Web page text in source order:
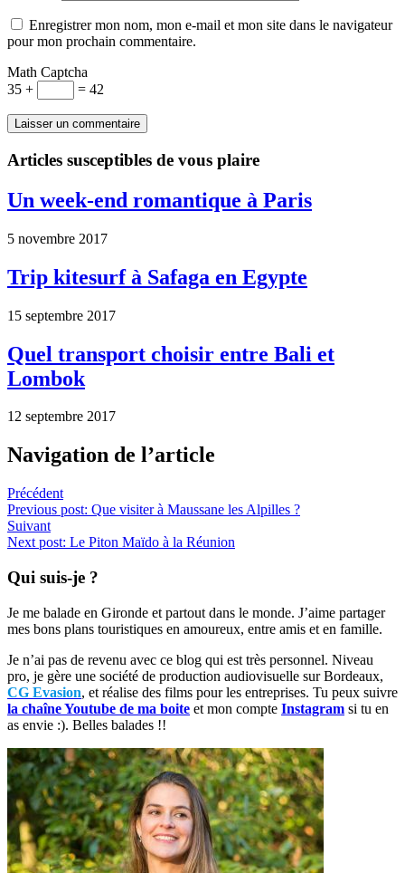
Enregistrer mon nom, mon e-mail et mon site dans le navigateur
pour mon prochain commentaire.
Math Captcha
35 +
= 42
Articles susceptibles de vous plaire
Un week-end romantique à Paris
5 novembre 2017
Trip kitesurf à Safaga en Egypte
15 septembre 2017
Quel transport choisir entre Bali et
Lombok
12 septembre 2017
Navigation de l’article
Précédent
Previous post: Que visiter à Maussane les Alpilles ?
Suivant
Next post: Le Piton Maïdo à la Réunion
Qui suis-je ?
Je me balade en Gironde et partout dans le monde. J’aime partager
mes bons plans touristiques en amoureux, entre amis et en famille.
Je n’ai pas de revenu avec ce blog qui est très personnel. Niveau
pro, je gère une société de production audiovisuelle sur Bordeaux,
CG Evasion, et réalise des films pour les entreprises. Tu peux suivre
la chaîne Youtube de ma boite et mon compte Instagram si tu en
as envie :). Belles balades !!